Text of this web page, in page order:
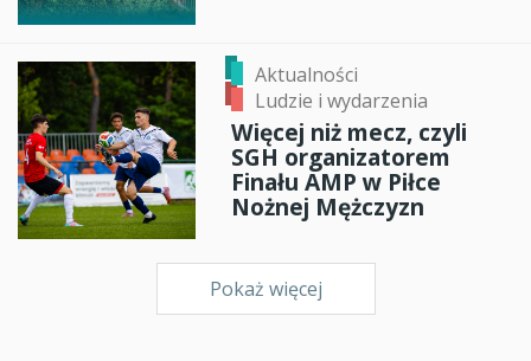
Aktualności
Ludzie i wydarzenia
Więcej niż mecz, czyli
SGH organizatorem
Finału AMP w Piłce
Nożnej Mężczyzn
Pokaż więcej